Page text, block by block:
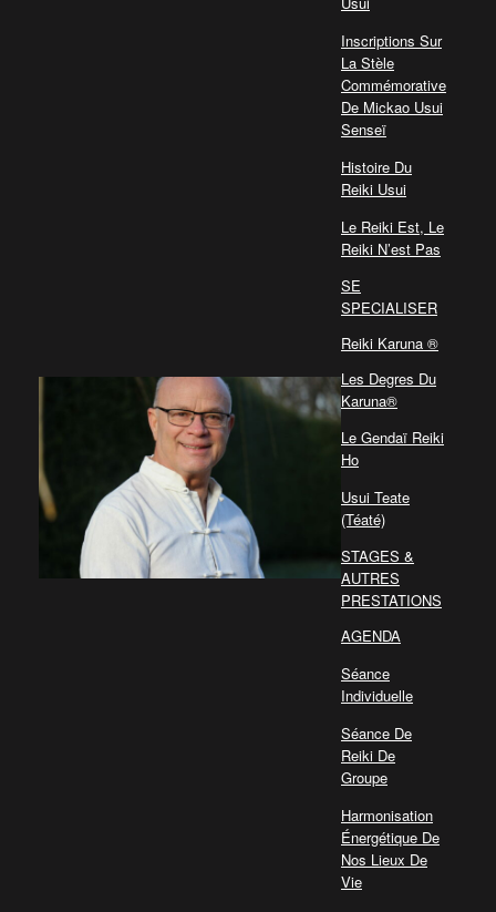
Inscriptions Sur
La Stèle
Commémorative
De Mickao Usui
Senseï
Histoire Du
Reiki Usui
Le Reiki Est, Le
Reiki N’est Pas
SE
SPECIALISER
Reiki Karuna ®
Les Degres Du
Karuna®
Le Gendaï Reiki
Ho
Usui Teate
(Téaté)
STAGES &
AUTRES
PRESTATIONS
AGENDA
Séance
Individuelle
Séance De
Reiki De
Groupe
Harmonisation
Énergétique De
Nos Lieux De
Vie